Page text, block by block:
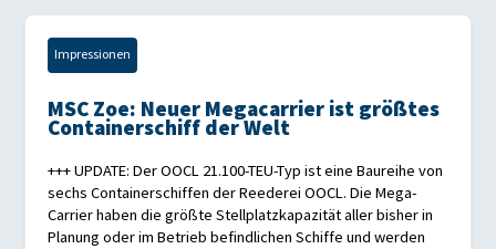
Impressionen
MSC Zoe: Neuer Megacarrier ist größtes
Containerschiff der Welt
+++ UPDATE: Der OOCL 21.100-TEU-Typ ist eine Baureihe von
sechs Containerschiffen der Reederei OOCL. Die Mega-
Carrier haben die größte Stellplatzkapazität aller bisher in
Planung oder im Betrieb befindlichen Schiffe und werden